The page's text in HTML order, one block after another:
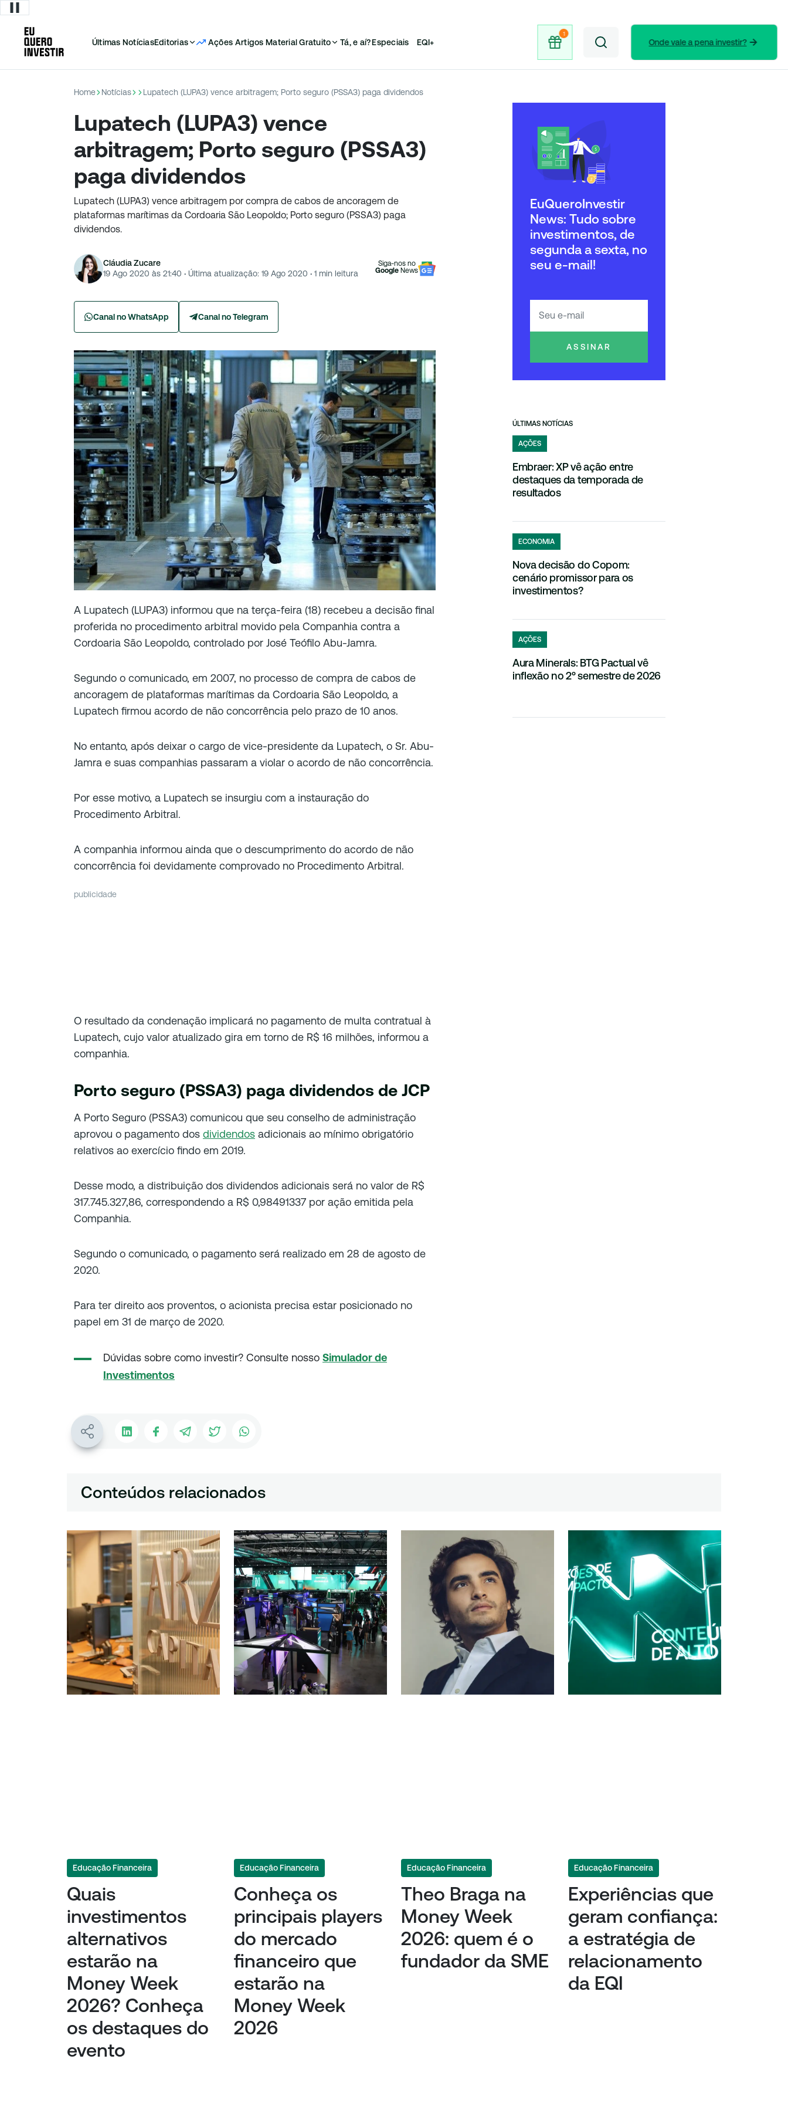
Últimas NotíciasEditorias Ações Artigos Material Gratuito Tá, e aí?Especiais EQI+ Onde vale a pena investir?
Home Notícias Lupatech (LUPA3) vence arbitragem; Porto seguro (PSSA3) paga dividendos
Lupatech (LUPA3) vence
arbitragem; Porto seguro (PSSA3)
paga dividendos
Lupatech (LUPA3) vence arbitragem por compra de cabos de ancoragem de
plataformas marítimas da Cordoaria São Leopoldo; Porto seguro (PSSA3) paga
dividendos.
Cláudia Zucare
19 Ago 2020 às 21:40 · Última atualização: 19 Ago 2020 · 1 min leitura
Siga-nos no
Google News
Canal no WhatsApp Canal no Telegram
A Lupatech (LUPA3) informou que na terça-feira (18) recebeu a decisão final
proferida no procedimento arbitral movido pela Companhia contra a
Cordoaria São Leopoldo, controlado por José Teófilo Abu-Jamra.
Segundo o comunicado, em 2007, no processo de compra de cabos de
ancoragem de plataformas marítimas da Cordoaria São Leopoldo, a
Lupatech firmou acordo de não concorrência pelo prazo de 10 anos.
No entanto, após deixar o cargo de vice-presidente da Lupatech, o Sr. Abu-
Jamra e suas companhias passaram a violar o acordo de não concorrência.
Por esse motivo, a Lupatech se insurgiu com a instauração do
Procedimento Arbitral.
A companhia informou ainda que o descumprimento do acordo de não
concorrência foi devidamente comprovado no Procedimento Arbitral.
publicidade
O resultado da condenação implicará no pagamento de multa contratual à
Lupatech, cujo valor atualizado gira em torno de R$ 16 milhões, informou a
companhia.
Porto seguro (PSSA3) paga dividendos de JCP
A Porto Seguro (PSSA3) comunicou que seu conselho de administração
aprovou o pagamento dos dividendos adicionais ao mínimo obrigatório
relativos ao exercício findo em 2019.
Desse modo, a distribuição dos dividendos adicionais será no valor de R$
317.745.327,86, correspondendo a R$ 0,98491337 por ação emitida pela
Companhia.
Segundo o comunicado, o pagamento será realizado em 28 de agosto de
2020.
Para ter direito aos proventos, o acionista precisa estar posicionado no
papel em 31 de março de 2020.
Dúvidas sobre como investir? Consulte nosso Simulador de
Investimentos
EuQueroInvestir
News: Tudo sobre
investimentos, de
segunda a sexta, no
seu e-mail!
ASSINAR
ÚLTIMAS NOTÍCIAS
AÇÕES
Embraer: XP vê ação entre
destaques da temporada de
resultados
ECONOMIA
Nova decisão do Copom:
cenário promissor para os
investimentos?
AÇÕES
Aura Minerals: BTG Pactual vê
inflexão no 2º semestre de 2026
Conteúdos relacionados
Educação Financeira
Quais
investimentos
alternativos
estarão na
Money Week
2026? Conheça
os destaques do
evento
Educação Financeira
Conheça os
principais players
do mercado
financeiro que
estarão na
Money Week
2026
Educação Financeira
Theo Braga na
Money Week
2026: quem é o
fundador da SME
Educação Financeira
Experiências que
geram confiança:
a estratégia de
relacionamento
da EQI